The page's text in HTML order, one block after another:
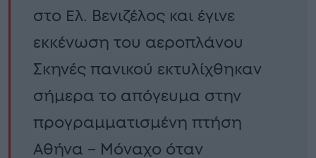
στο Ελ. Βενιζέλος και έγινε
εκκένωση του αεροπλάνου
Σκηνές πανικού εκτυλίχθηκαν
σήμερα το απόγευμα στην
προγραμματισμένη πτήση
Αθήνα – Μόναχο όταν